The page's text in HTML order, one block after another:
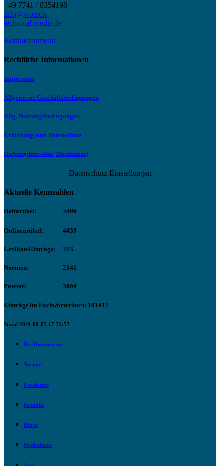
+49 7741 / 8354198
info@wotech-
technical-media.de
Kontaktformular
Rechtliche Informationen
Impressum
Allgemeine Geschäftsbedingungen
Allg. Nutzungsbedingungen
Erklärung zum Datenschutz
Haftungshinweise (Disclaimer)
Datenschutz-Einstellungen
Aktuelle Kennzahlen
Heftartikel: 3496
Onlineartikel: 4439
Lexikon-Einträge: 313
Normen: 2341
Patente: 3608
Einträge im Fachwörterbuch: 101417
Stand 2024-08-05 17:32:57
Ihr Abonnement
Termine
Newsletter
Kontakt
Beirat
Mediadaten